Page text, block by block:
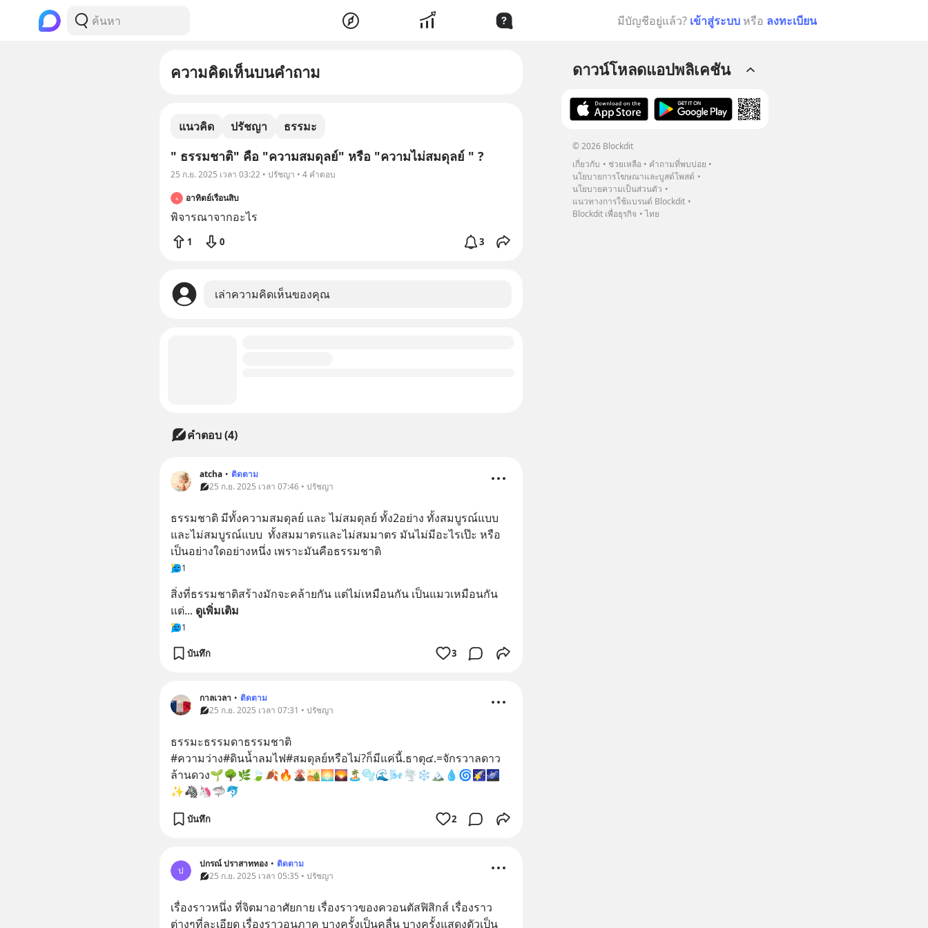
มีบัญชีอยู่แล้ว? เข้าสู่ระบบ หรือ ลงทะเบียน
ความคิดเห็นบนคำถาม
แนวคิด ปรัชญา ธรรมะ
" ธรรมชาติ" คือ "ความสมดุลย์" หรือ "ความไม่สมดุลย์ " ?
25 ก.ย. 2025 เวลา 03:22 • ปรัชญา • 4 คำตอบ
อ อาทิตย์เรือนสิบ
พิจารณาจากอะไร
1 0 3
เล่าความคิดเห็นของคุณ
คำตอบ (4)
atcha • ติดตาม
25 ก.ย. 2025 เวลา 07:46 • ปรัชญา
ธรรมชาติ มีทั้งความสมดุลย์ และ ไม่สมดุลย์ ทั้ง2อย่าง ทั้งสมบูรณ์แบบ
และไม่สมบูรณ์แบบ  ทั้งสมมาตรและไม่สมมาตร มันไม่มีอะไรเป๊ะ หรือ
เป็นอย่างใดอย่างหนึ่ง เพราะมันคือธรรมชาติ
1
สิ่งที่ธรรมชาติสร้างมักจะคล้ายกัน แต่ไม่เหมือนกัน เป็นแมวเหมือนกัน
แต่... ดูเพิ่มเติม
1
บันทึก 3
กาลเวลา • ติดตาม
25 ก.ย. 2025 เวลา 07:31 • ปรัชญา
ธรรมะธรรมดาธรรมชาติ
#ความว่าง#ดินน้ำลมไฟ#สมดุลย์หรือไม่?ก็มีแค่นี้.ธาตุ๔.=จักรวาลดาว
ล้านดวง🌱🌳🌿🍃🍂🔥🌋🏜️🌅🌄🏝️🫧🌊🌬️🌪️❄️🏔️💧🌀🌠🌌
✨🦓🦄🦈🐬
บันทึก 2
ป
ปกรณ์ ปราสาททอง • ติดตาม
25 ก.ย. 2025 เวลา 05:35 • ปรัชญา
เรื่องราวหนึ่ง ที่จิตมาอาศัยกาย เรื่องราวของควอนตัสฟิสิกส์ เรื่องราว
ต่างๆที่ละเอียด เรื่องราวอนุภาค บางครั้งเป็นคลื่น บางครั้งแสดงตัวเป็น
ดาวน์โหลดแอปพลิเคชัน
© 2026 Blockdit
เกี่ยวกับ
ช่วยเหลือ
คำถามที่พบบ่อย
นโยบายการโฆษณาและบูสต์โพสต์
นโยบายความเป็นส่วนตัว
แนวทางการใช้แบรนด์ Blockdit
Blockdit เพื่อธุรกิจ
ไทย